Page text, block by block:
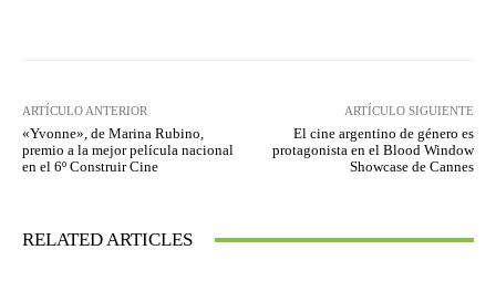
ARTÍCULO ANTERIOR
«Yvonne», de Marina Rubino,
premio a la mejor película nacional
en el 6º Construir Cine
ARTÍCULO SIGUIENTE
El cine argentino de género es
protagonista en el Blood Window
Showcase de Cannes
RELATED ARTICLES